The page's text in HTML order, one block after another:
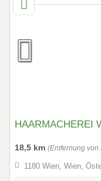
HAARMACHEREI
18,5 km (Entfernung von
1180 Wien, Wien,